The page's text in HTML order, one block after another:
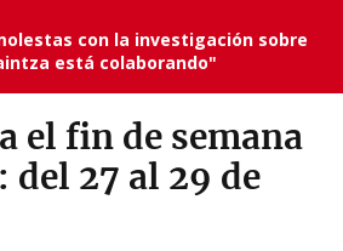
con la investigación sobre
está colaborando"
el fin de semana
del 27 al 29 de